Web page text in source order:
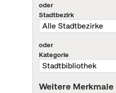
oder
Stadtbezirk
oder
Kategorie
Weitere Merkmale